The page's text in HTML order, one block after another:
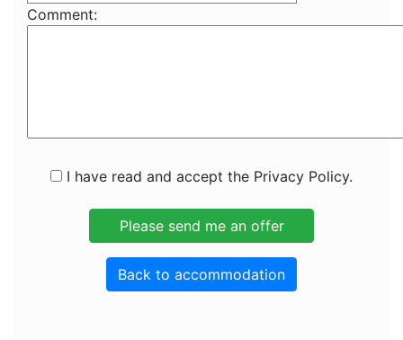
Comment:
I have read and accept the Privacy Policy.
Back to accommodation